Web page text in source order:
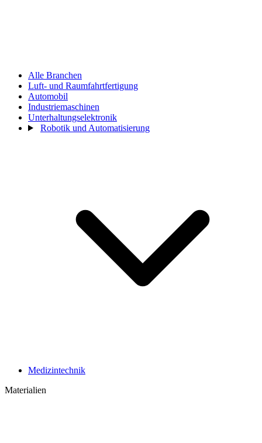
Alle Branchen
Luft- und Raumfahrtfertigung
Automobil
Industriemaschinen
Unterhaltungselektronik
Robotik und Automatisierung
Medizintechnik
Materialien